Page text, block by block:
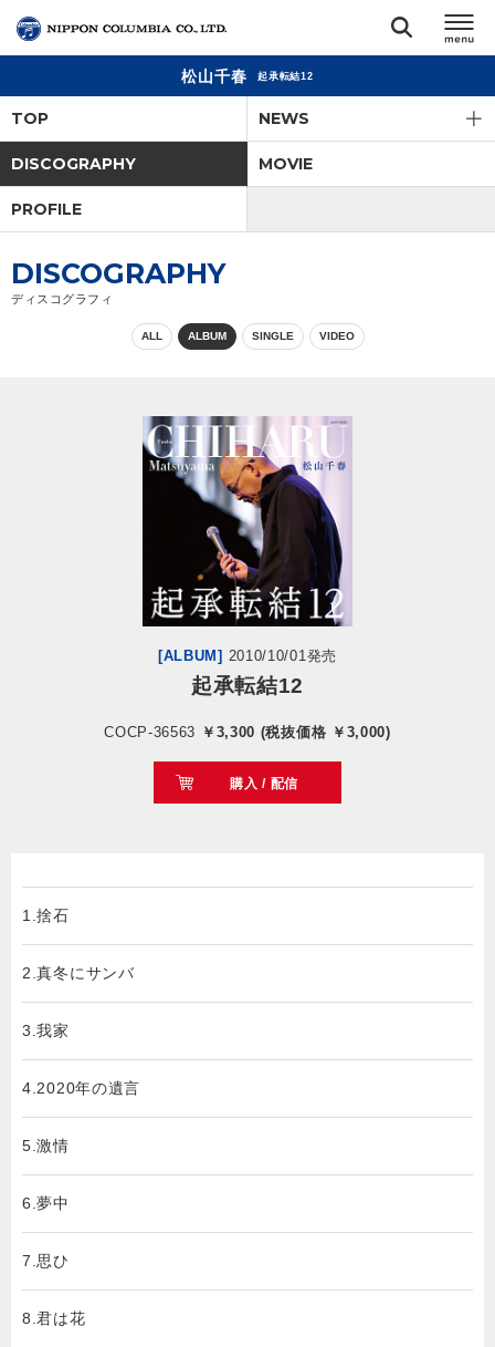
閉じる
アーティスト
ジャンル
閉じる
松山千春 起承転結12
TOP NEWS
DISCOGRAPHY MOVIE
PROFILE
DISCOGRAPHY
ディスコグラフィ
ALL ALBUM SINGLE VIDEO
[ALBUM] 2010/10/01発売
起承転結12
COCP-36563 ￥3,300 (税抜価格 ￥3,000)
購入 / 配信
1.捨石
2.真冬にサンバ
3.我家
4.2020年の遺言
5.激情
6.夢中
7.思ひ
8.君は花